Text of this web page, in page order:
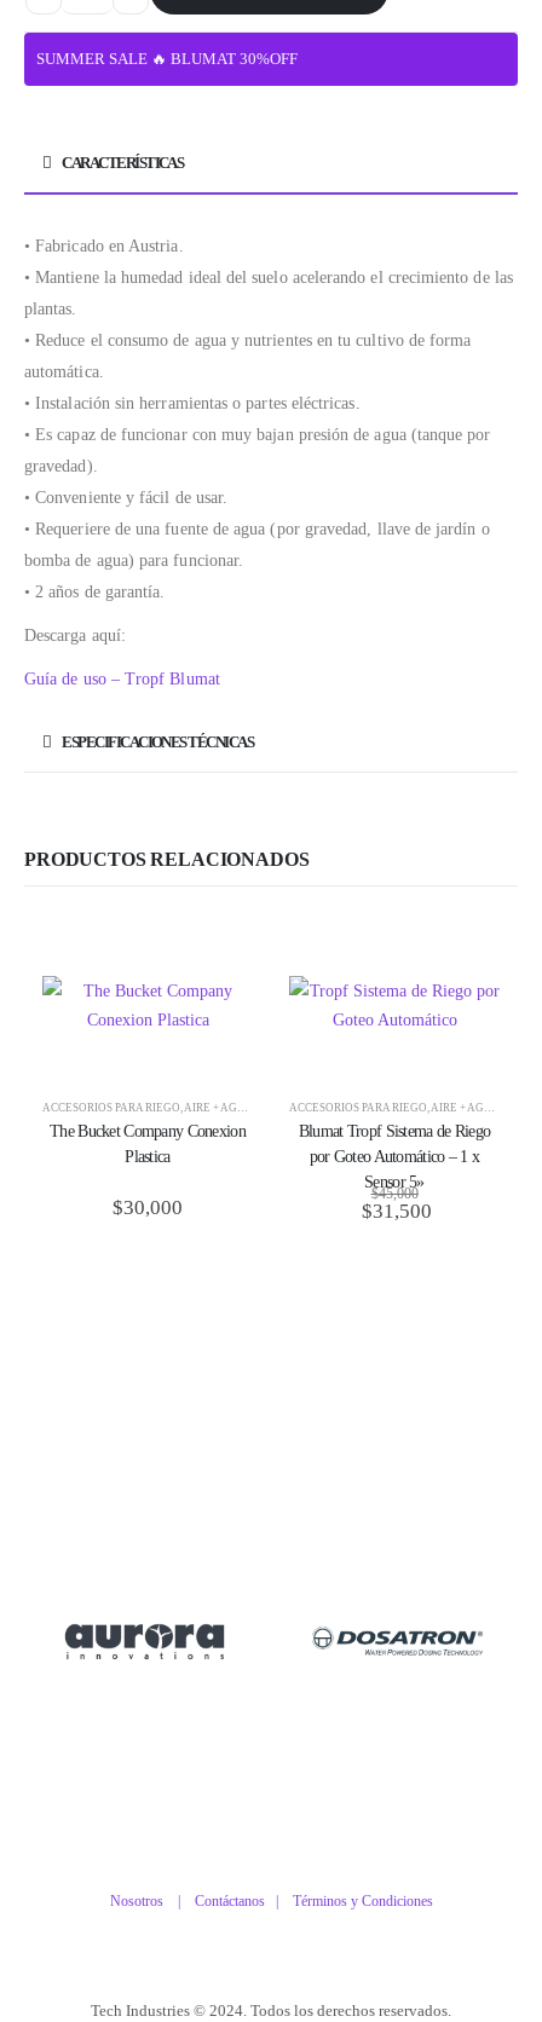
SUMMER SALE 🔥 BLUMAT 30%OFF
CARACTERÍSTICAS
• Fabricado en Austria.
• Mantiene la humedad ideal del suelo acelerando el crecimiento de las
plantas.
• Reduce el consumo de agua y nutrientes en tu cultivo de forma
automática.
• Instalación sin herramientas o partes eléctricas.
• Es capaz de funcionar con muy bajan presión de agua (tanque por
gravedad).
• Conveniente y fácil de usar.
• Requeriere de una fuente de agua (por gravedad, llave de jardín o
bomba de agua) para funcionar.
• 2 años de garantía.
Descarga aquí:
Guía de uso – Tropf Blumat
ESPECIFICACIONES TÉCNICAS
PRODUCTOS RELACIONADOS
ACCESORIOS PARA RIEGO,AIRE + AGUA + CO2 ,CULTIVO,RIEGO E HIDROPONÍA,THE BUCKET
The Bucket Company Conexion
Plastica
$30,000
ACCESORIOS PARA RIEGO,AIRE + AGUA + CO2
Blumat Tropf Sistema de Riego
por Goteo Automático – 1 x
Sensor 5»
$45,000
$31,500
Nosotros | Contáctanos Términos y Condiciones
Tech Industries © 2024. Todos los derechos reservados.